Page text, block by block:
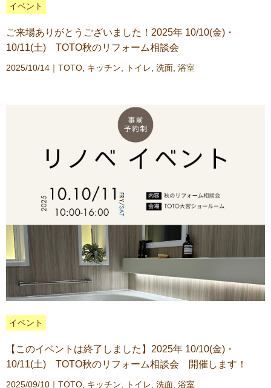
イベント
ご来場ありがとうございました！2025年 10/10(金)・
10/11(土) TOTO秋のリフォーム相談会
2025/10/14｜ TOTO キッチン トイレ 洗面 浴室
イベント
【このイベントは終了しました】2025年 10/10(金)・
10/11(土) TOTO秋のリフォーム相談会 開催します！
2025/09/10｜ TOTO キッチン トイレ 洗面 浴室